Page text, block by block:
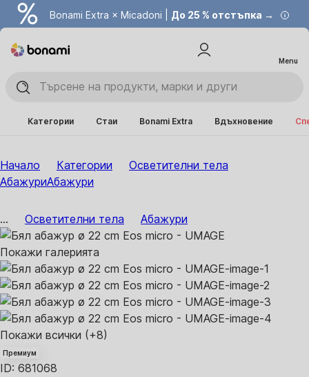
Bonami Extra × Micadoni | До 25 % отстъпка →
Menu
Категории Стаи Bonami Extra Вдъхновение
Начало Категории
Осветителни тела
АбажуриАбажури
... Осветителни тела Абажури
Покажи галерията
Покажи всички (+8)
Премиум
ID: 681068